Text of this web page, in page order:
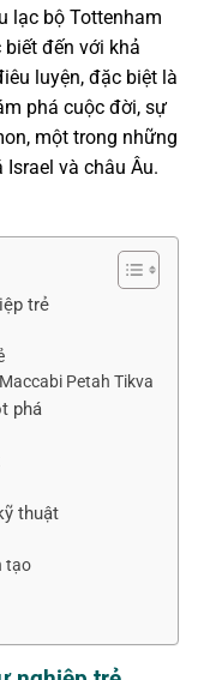
lạc bộ Tottenham
biết đến với khả
luyện, đặc biệt là
phá cuộc đời, sự
một trong những
và châu Âu.
trẻ
Petah Tikva
phá
thuật
tạo